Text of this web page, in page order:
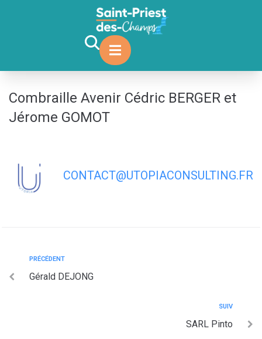
Combraille Avenir Cédric BERGER et
Jérome GOMOT
CONTACT@UTOPIACONSULTING.FR
PRÉCÉDENT
Gérald DEJONG
SUIV
SARL Pinto